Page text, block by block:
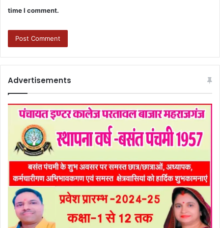
time I comment.
Advertisements